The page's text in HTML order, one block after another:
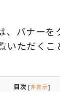
、バナーを
いただくこ
目次 [非表示]